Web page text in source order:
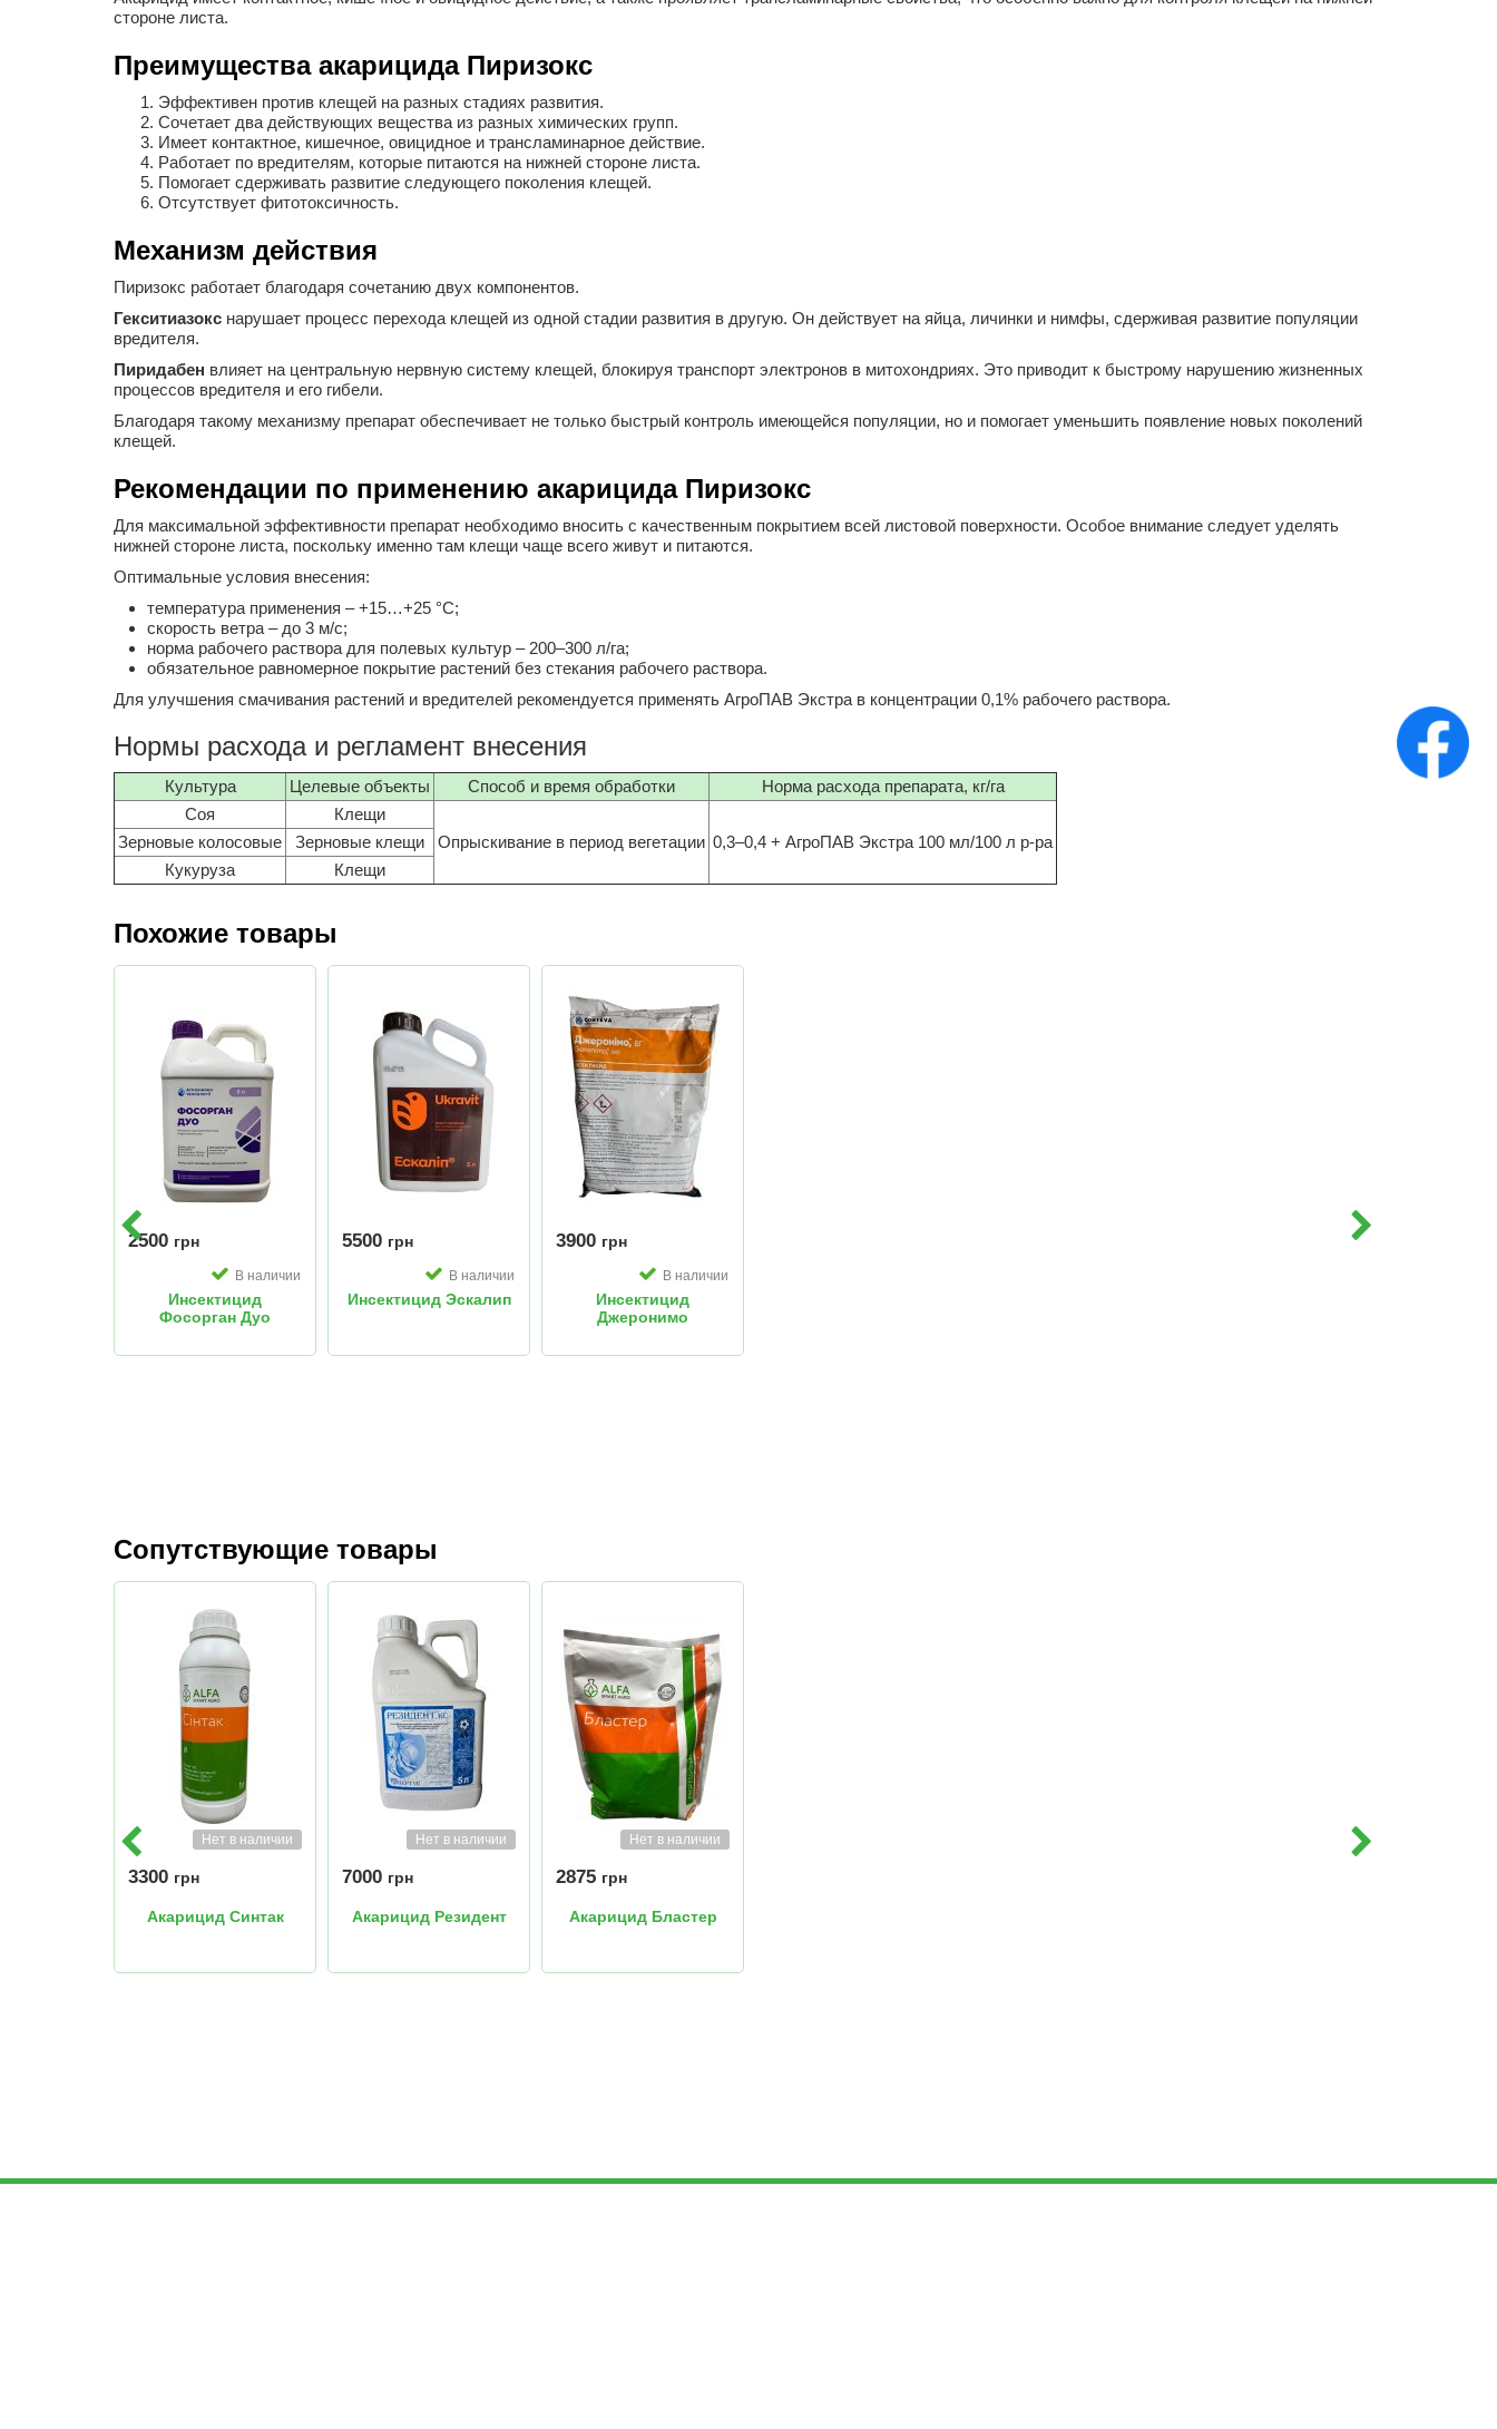
стороне листа.
Преимущества акарицида Пиризокс
Эффективен против клещей на разных стадиях развития.
Сочетает два действующих вещества из разных химических групп.
Имеет контактное, кишечное, овицидное и трансламинарное действие.
Работает по вредителям, которые питаются на нижней стороне листа.
Помогает сдерживать развитие следующего поколения клещей.
Отсутствует фитотоксичность.
Механизм действия
Пиризокс работает благодаря сочетанию двух компонентов.
Гекситиазокс нарушает процесс перехода клещей из одной стадии развития в другую. Он действует на яйца, личинки и нимфы, сдерживая развитие популяции
вредителя.
Пиридабен влияет на центральную нервную систему клещей, блокируя транспорт электронов в митохондриях. Это приводит к быстрому нарушению жизненных
процессов вредителя и его гибели.
Благодаря такому механизму препарат обеспечивает не только быстрый контроль имеющейся популяции, но и помогает уменьшить появление новых поколений
клещей.
Рекомендации по применению акарицида Пиризокс
Для максимальной эффективности препарат необходимо вносить с качественным покрытием всей листовой поверхности. Особое внимание следует уделять
нижней стороне листа, поскольку именно там клещи чаще всего живут и питаются.
Оптимальные условия внесения:
температура применения – +15…+25 °C;
скорость ветра – до 3 м/с;
норма рабочего раствора для полевых культур – 200–300 л/га;
обязательное равномерное покрытие растений без стекания рабочего раствора.
Для улучшения смачивания растений и вредителей рекомендуется применять АгроПАВ Экстра в концентрации 0,1% рабочего раствора.
Нормы расхода и регламент внесения
Культура Целевые объекты Способ и время обработки
Норма расхода препарата, кг/га
Соя
Клещи
Опрыскивание в период вегетации 0,3–0,4 + АгроПАВ Экстра 100 мл/100 л р-ра
Зерновые колосовые
Зерновые клещи
Кукуруза
Клещи
Похожие товары
2500 грн
В наличии
Инсектицид
Фосорган Дуо
5500 грн
В наличии
Инсектицид Эскалип
3900 грн
В наличии
Инсектицид
Джеронимо
Сопутствующие товары
Нет в наличии
3300 грн
Акарицид Синтак
Нет в наличии
7000 грн
Акарицид Резидент
Нет в наличии
2875 грн
Акарицид Бластер